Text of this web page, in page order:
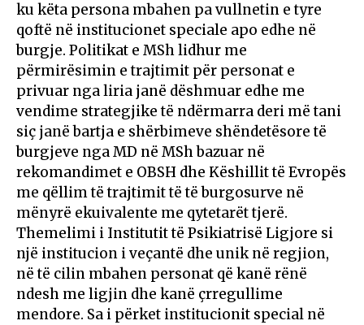
ku këta persona mbahen pa vullnetin e tyre
qoftë në institucionet speciale apo edhe në
burgje. Politikat e MSh lidhur me
përmirësimin e trajtimit për personat e
privuar nga liria janë dëshmuar edhe me
vendime strategjike të ndërmarra deri më tani
siç janë bartja e shërbimeve shëndetësore të
burgjeve nga MD në MSh bazuar në
rekomandimet e OBSH dhe Këshillit të Evropës
me qëllim të trajtimit të të burgosurve në
mënyrë ekuivalente me qytetarët tjerë.
Themelimi i Institutit të Psikiatrisë Ligjore si
një institucion i veçantë dhe unik në regjion,
në të cilin mbahen personat që kanë rënë
ndesh me ligjin dhe kanë çrregullime
mendore. Sa i përket institucionit special në